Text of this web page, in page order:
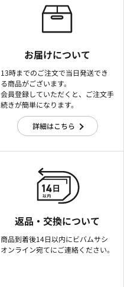
お届けについて
13時までのご注文で当日発送でき
る商品がございます。
会員登録していただくと、ご注文手
続きが簡単になります。
詳細はこちら
返品・交換について
商品到着後14日以内にビバムサシ
オンライン宛てにご連絡ください。